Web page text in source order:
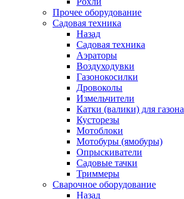
Прочее оборудование
Садовая техника
Назад
Садовая техника
Аэраторы
Воздуходувки
Газонокосилки
Дровоколы
Измельчители
Катки (валики) для газона
Кусторезы
Мотоблоки
Мотобуры (ямобуры)
Опрыскиватели
Садовые тачки
Триммеры
Сварочное оборудование
Назад